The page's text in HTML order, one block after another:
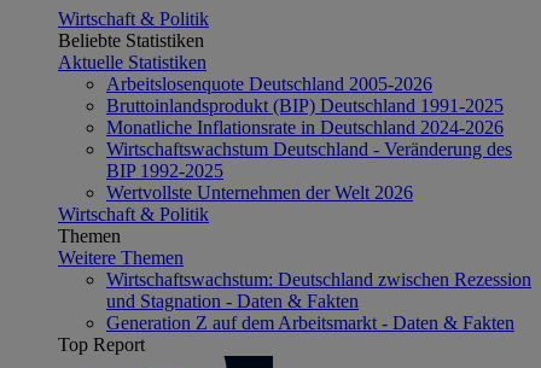
Wirtschaft & Politik
Beliebte Statistiken
Aktuelle Statistiken
Arbeitslosenquote Deutschland 2005-2026
Bruttoinlandsprodukt (BIP) Deutschland 1991-2025
Monatliche Inflationsrate in Deutschland 2024-2026
Wirtschaftswachstum Deutschland - Veränderung des
BIP 1992-2025
Wertvollste Unternehmen der Welt 2026
Wirtschaft & Politik
Themen
Weitere Themen
Wirtschaftswachstum: Deutschland zwischen Rezession
und Stagnation - Daten & Fakten
Generation Z auf dem Arbeitsmarkt - Daten & Fakten
Top Report